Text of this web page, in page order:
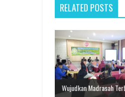
RELATED POSTS
Wujudkan Madrasah